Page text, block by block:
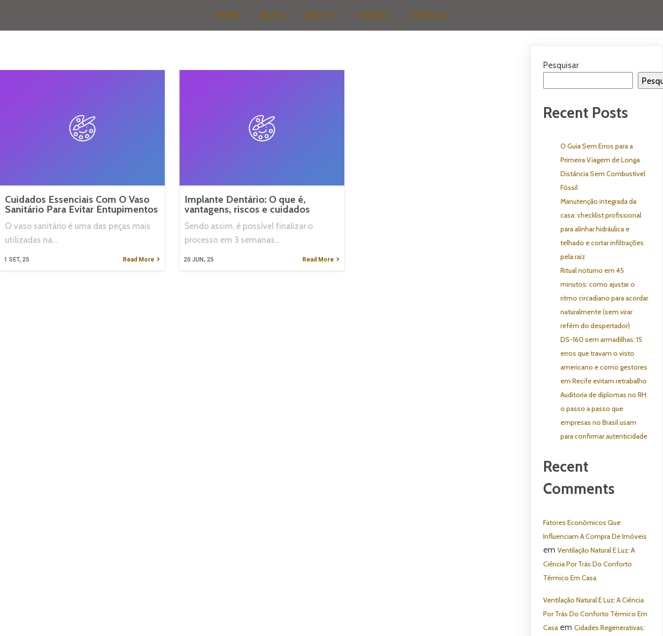
HOME BLOG ABOUT CAUSES CONTACT
Cuidados Essenciais Com O Vaso
Sanitário Para Evitar Entupimentos
1 SET, 25
O vaso sanitário é uma das peças mais
utilizadas na…
Read More
Implante Dentário: O que é,
vantagens, riscos e cuidados
20 JUN, 25
Sendo assim, é possível finalizar o
processo em 3 semanas…
Read More
Pesquisar
Recent Posts
O Guia Sem Erros para a
Primeira Viagem de Longa
Distância Sem Combustível
Fóssil
Manutenção integrada da
casa: checklist profissional
para alinhar hidráulica e
telhado e cortar infiltrações
pela raiz
Ritual noturno em 45
minutos: como ajustar o
ritmo circadiano para acordar
naturalmente (sem virar
refém do despertador)
DS-160 sem armadilhas: 15
erros que travam o visto
americano e como gestores
em Recife evitam retrabalho
Auditoria de diplomas no RH:
o passo a passo que
empresas no Brasil usam
para confirmar autenticidade
Recent
Comments
Fatores Econômicos Que
Influenciam A Compra De Imóveis
emVentilação Natural E Luz: A
Ciência Por Trás Do Conforto
Térmico Em Casa
Ventilação Natural E Luz: A Ciência
Por Trás Do Conforto Térmico Em
Casa emCidades Regenerativas: